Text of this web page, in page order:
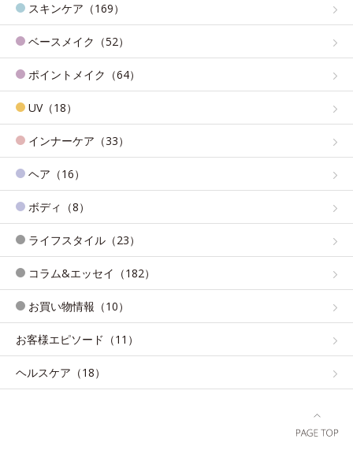
スキンケア（169）
ベースメイク（52）
ポイントメイク（64）
UV（18）
インナーケア（33）
ヘア（16）
ボディ（8）
ライフスタイル（23）
コラム&エッセイ（182）
お買い物情報（10）
お客様エピソード（11）
ヘルスケア（18）